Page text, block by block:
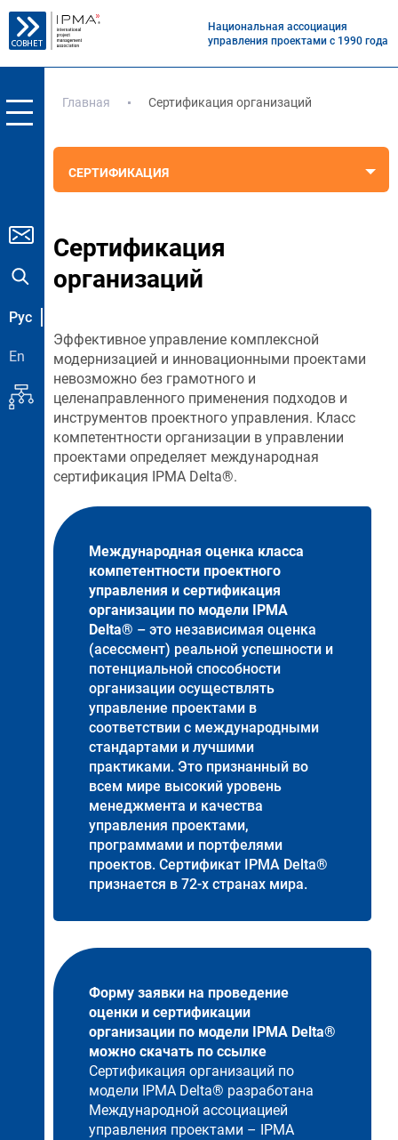
Национальная ассоциация
управления проектами с 1990 года
Рус
En
Главная Сертификация организаций
СЕРТИФИКАЦИЯ
Сертификация
организаций
Эффективное управление комплексной
модернизацией и инновационными проектами
невозможно без грамотного и
целенаправленного применения подходов и
инструментов проектного управления. Класс
компетентности организации в управлении
проектами определяет международная
сертификация IPMA Delta®.
Международная оценка класса
компетентности проектного
управления и сертификация
организации по модели IPMA
Delta® – это независимая оценка
(асессмент) реальной успешности и
потенциальной способности
организации осуществлять
управление проектами в
соответствии с международными
стандартами и лучшими
практиками. Это признанный во
всем мире высокий уровень
менеджмента и качества
управления проектами,
программами и портфелями
проектов. Сертификат IPMA Delta®
признается в 72-х странах мира.
Форму заявки на проведение
оценки и сертификации
организации по модели IPMA Delta®
можно скачать по ссылке
Сертификация организаций по
модели IPMA Delta® разработана
Международной ассоциацией
управления проектами – IPMA